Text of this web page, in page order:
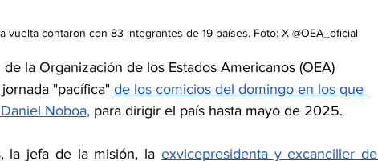
vuelta contaron con 83 integrantes de 19 países. Foto: X @OEA_oficial
la Organización de los Estados Americanos (OEA)
"pacífica" de los comicios del domingo en los que
Noboa, para dirigir el país hasta mayo de 2025.
la jefa de la misión, la exvicepresidenta y excanciller de